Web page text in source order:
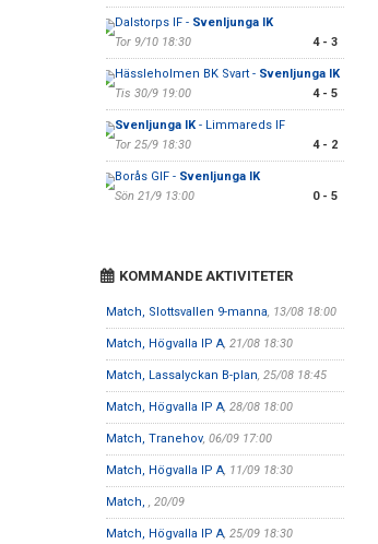
Dalstorps IF - Svenljunga IK
Tor 9/10 18:30
4 - 3
Hässleholmen BK Svart - Svenljunga IK
Tis 30/9 19:00
4 - 5
Svenljunga IK- Limmareds IF
Tor 25/9 18:30
4 - 2
Borås GIF - Svenljunga IK
Sön 21/9 13:00
0 - 5
KOMMANDE AKTIVITETER
Match, Slottsvallen 9-manna, 13/08 18:00
Match, Högvalla IP A, 21/08 18:30
Match, Lassalyckan B-plan, 25/08 18:45
Match, Högvalla IP A, 28/08 18:00
Match, Tranehov, 06/09 17:00
Match, Högvalla IP A, 11/09 18:30
Match, , 20/09
Match, Högvalla IP A, 25/09 18:30